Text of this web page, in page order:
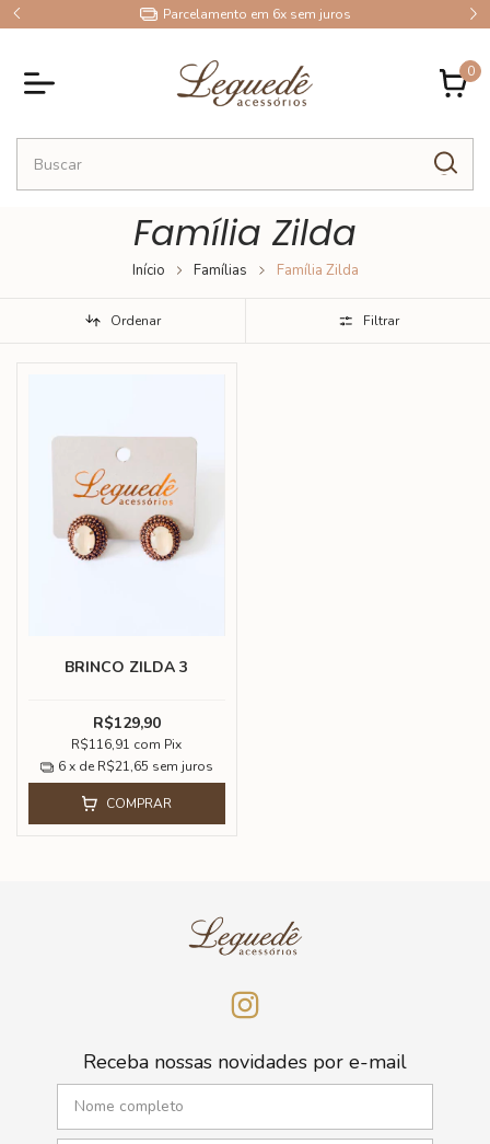
Parcelamento em 6x sem juros
0
Família Zilda
Início Famílias Família Zilda
Ordenar Filtrar
BRINCO ZILDA 3
R$129,90
R$116,91 com Pix
6 x de R$21,65 sem juros
COMPRAR
Receba nossas novidades por e-mail